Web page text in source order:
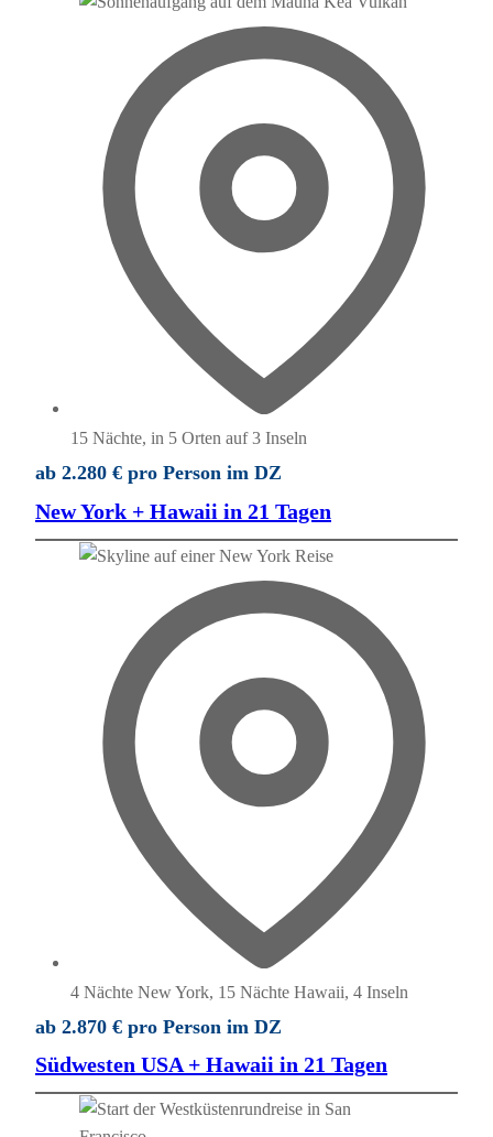
15 Nächte, in 5 Orten auf 3 Inseln
ab 2.280 € pro Person im DZ
New York + Hawaii in 21 Tagen
4 Nächte New York, 15 Nächte Hawaii, 4 Inseln
ab 2.870 € pro Person im DZ
Südwesten USA + Hawaii in 21 Tagen